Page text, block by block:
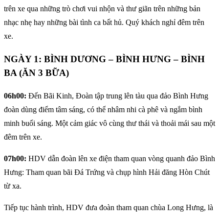
trên xe qua những trò chơi vui nhộn và thư giãn trên những bản
nhạc nhẹ hay những bài tình ca bất hủ. Quý khách nghỉ đêm trên
xe.
NGÀY 1: BÌNH DƯƠNG – BÌNH HƯNG – BÌNH
BA (ĂN 3 BỮA)
06h00: Đến Bãi Kinh, Đoàn tập trung lên tàu qua đảo Bình Hưng
đoàn dùng điểm tâm sáng, có thể nhâm nhi cà phê và ngắm bình
minh buổi sáng. Một cảm giác vô cùng thư thái và thoải mái sau một
đêm trên xe.
07h00: HDV dẫn đoàn lên xe điện tham quan vòng quanh đảo Bình
Hưng: Tham quan bãi Đá Trứng và chụp hình Hải đăng Hòn Chút
từ xa.
Tiếp tục hành trình, HDV đưa đoàn tham quan chùa Long Hưng, là